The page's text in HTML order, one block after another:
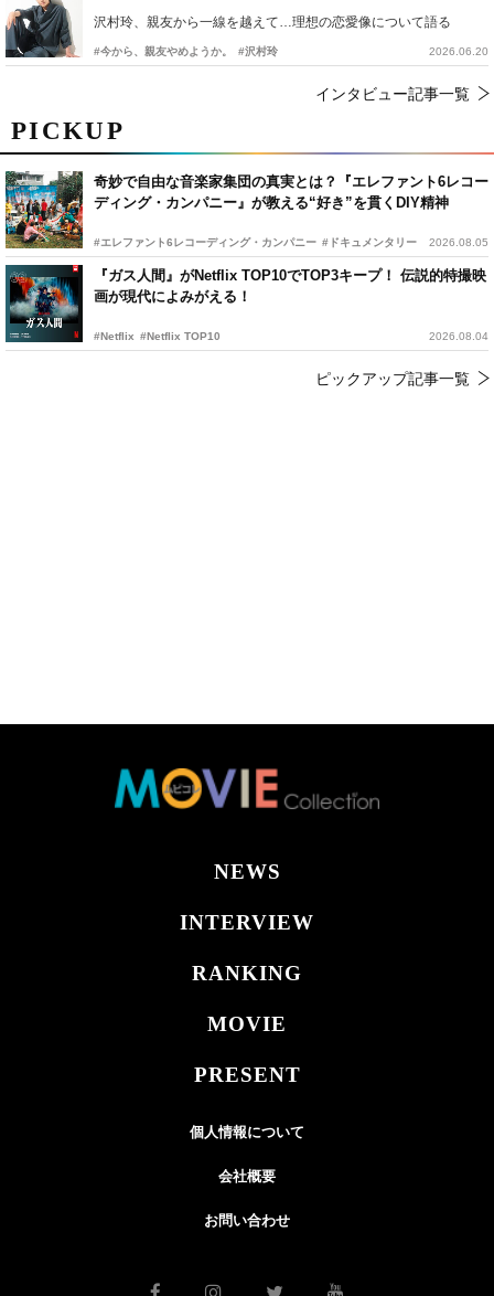
PICKUP
奇妙で自由な音楽家集団の真実とは？『エレファント6レコー
ディング・カンパニー』が教える“好き”を貫くDIY精神
#エレファント6レコーディング・カンパニー #ドキュメンタリー 2026.08.05
『ガス人間』がNetflix TOP10でTOP3キープ！ 伝説的特撮映
画が現代によみがえる！
#Netflix #Netflix TOP10 2026.08.04
ピックアップ記事一覧
沢村玲、親友から一線を越えて…理想の恋愛像について語る
#今から、親友やめようか。 #沢村玲 2026.06.20
インタビュー記事一覧
NEWS
INTERVIEW
RANKING
MOVIE
PRESENT
個人情報について
会社概要
お問い合わせ